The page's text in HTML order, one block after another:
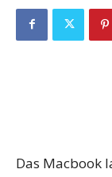
Das Macbook